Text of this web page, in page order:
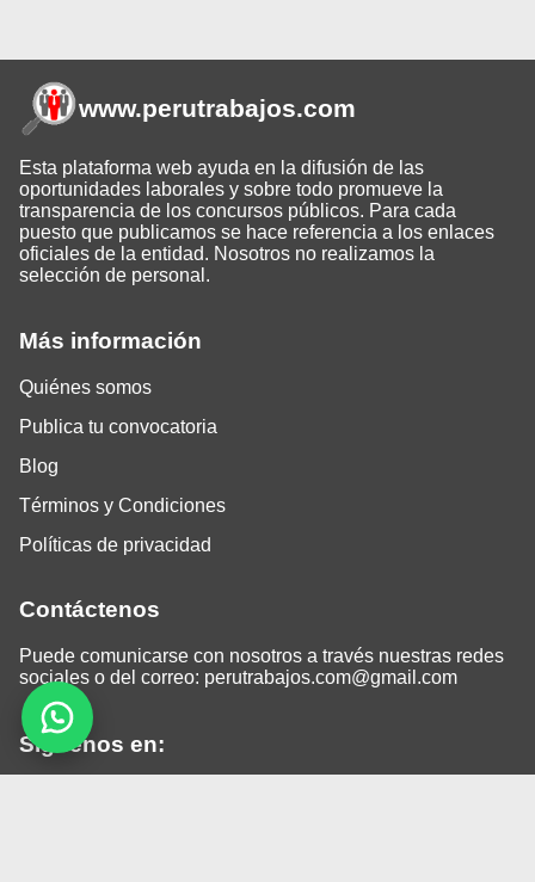
Más información
Quiénes somos
Publica tu convocatoria
Blog
Términos y Condiciones
Políticas de privacidad
Contáctenos
Puede comunicarse con nosotros a través nuestras redes
sociales o del correo: perutrabajos.com@gmail.com
Siguenos en:
www.perutrabajos.com
Esta plataforma web ayuda en la difusión de las
oportunidades laborales y sobre todo promueve la
transparencia de los concursos públicos. Para cada
puesto que publicamos se hace referencia a los enlaces
oficiales de la entidad. Nosotros no realizamos la
selección de personal.